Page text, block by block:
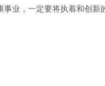
业，一定要将执着和创新